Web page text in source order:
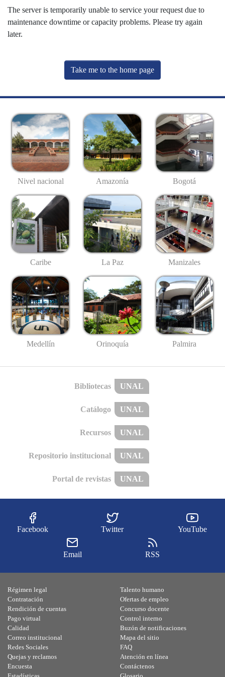
The server is temporarily unable to service your request due to
maintenance downtime or capacity problems. Please try again
later.
Take me to the home page
Nivel nacional Amazonía Bogotá
Caribe La Paz Manizales
Medellín Orinoquía Palmira
Bibliotecas UNAL
Catálogo UNAL
Recursos UNAL
Repositorio institucional UNAL
Portal de revistas UNAL
Facebook Twitter YouTube
Email RSS
Régimen legal
Contratación
Rendición de cuentas
Pago virtual
Calidad
Talento humano
Ofertas de empleo
Concurso docente
Control interno
Buzón de notificaciones
Correo institucional
Redes Sociales
Quejas y reclamos
Encuesta
Mapa del sitio
FAQ
Atención en línea
Contáctenos